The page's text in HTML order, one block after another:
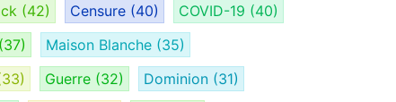
(42) Censure (40) COVID-19 (40)
(37) Maison Blanche (35)
Guerre (32) Dominion (31)